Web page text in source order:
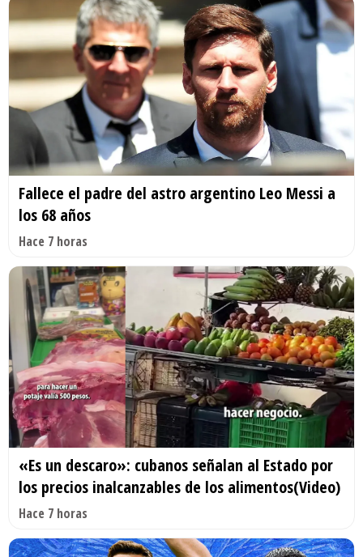
Fallece el padre del astro argentino Leo Messi a
los 68 años
Hace 7 horas
«Es un descaro»: cubanos señalan al Estado por
los precios inalcanzables de los alimentos(Video)
Hace 7 horas